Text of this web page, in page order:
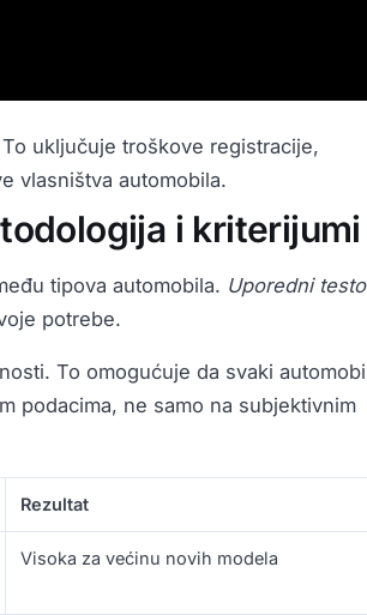
uključuje troškove registracije,
vlasništva automobila.
i kriterijumi
tipova automobila. Uporedni
potrebe.
To omogućuje da svaki
podacima, ne samo na subjektivnim
Rezultat
Visoka za većinu novih modela